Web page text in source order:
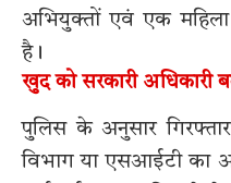
अभियुक्तों एवं एक महिला
है।
खुद को सरकारी अधिकारी
पुलिस के अनुसार
विभाग या एसआईटी का